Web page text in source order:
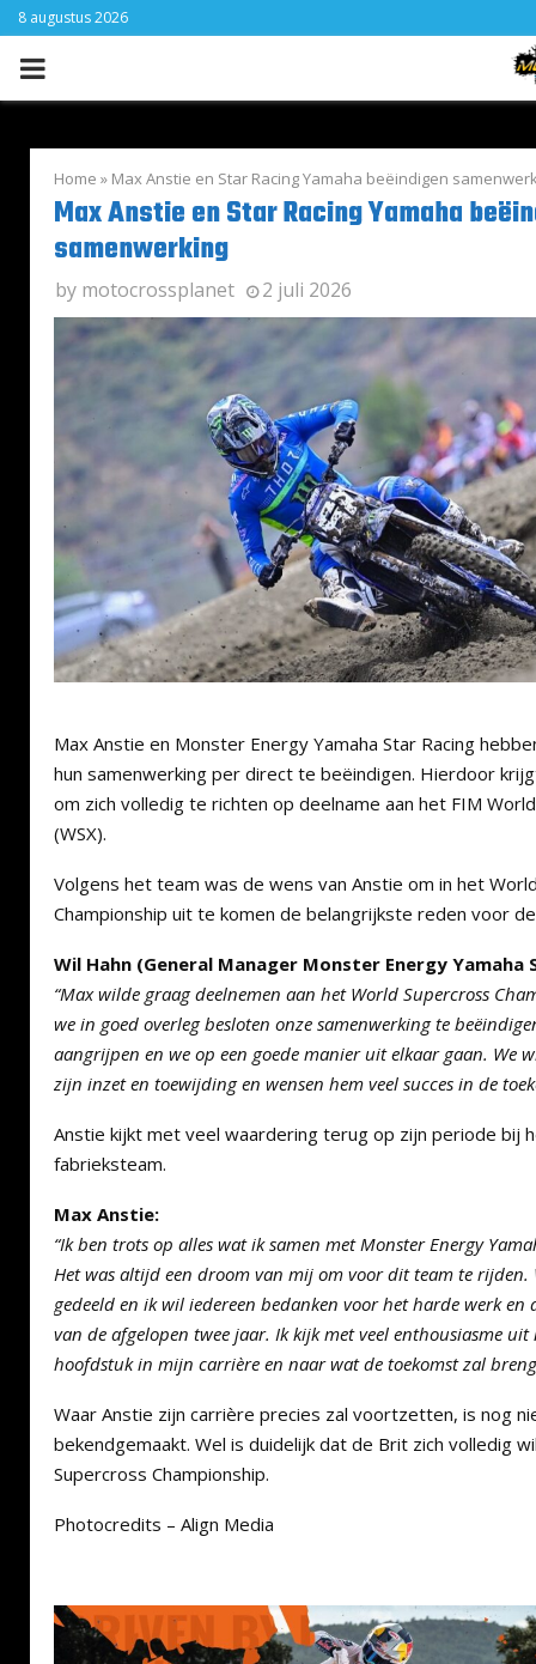
8 augustus 2026
PRIMARY
Home » Max Anstie en Star Racing Yamaha beëindigen
Max Anstie en Star Racing Yamaha
samenwerking
by motocrossplanet 2 juli 2026
Max Anstie en Monster Energy Yamaha Star Racing
hun samenwerking per direct te beëindigen. Hierdoor
om zich volledig te richten op deelname aan het FIM
(WSX).
Volgens het team was de wens van Anstie om in het
Championship uit te komen de belangrijkste reden voor
Wil Hahn (General Manager Monster Energy Yamaha
“Max wilde graag deelnemen aan het World Supercross
we in goed overleg besloten onze samenwerking te
aangrijpen en we op een goede manier uit elkaar gaan. We
zijn inzet en toewijding en wensen hem veel succes in de
Anstie kijkt met veel waardering terug op zijn periode bij
fabrieksteam.
Max Anstie:
“Ik ben trots op alles wat ik samen met Monster Energy
Het was altijd een droom van mij om voor dit team te rijden.
gedeeld en ik wil iedereen bedanken voor het harde werk
van de afgelopen twee jaar. Ik kijk met veel enthousiasme
hoofdstuk in mijn carrière en naar wat de toekomst zal
Waar Anstie zijn carrière precies zal voortzetten, is nog
bekendgemaakt. Wel is duidelijk dat de Brit zich volledig
Supercross Championship.
Photocredits – Align Media